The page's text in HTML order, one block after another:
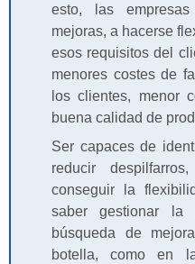
esto, las
mejoras, a hacerse
esos requisitos del
menores costes de
los clientes, menor
buena calidad de
Ser capaces de
reducir
conseguir la
saber gestionar la
búsqueda de
botella, como en